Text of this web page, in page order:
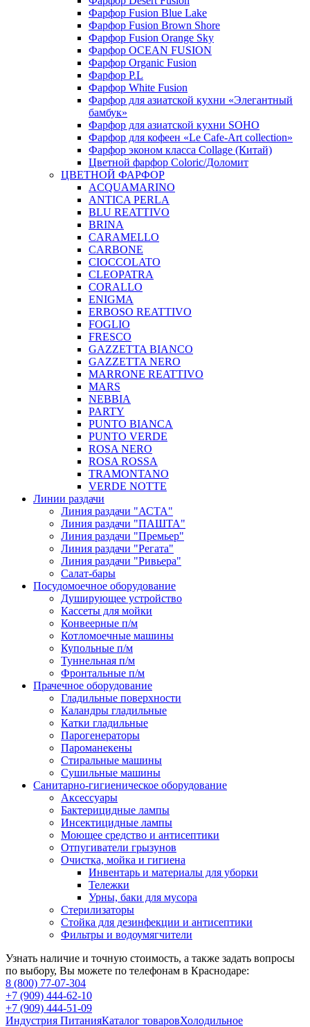
Фарфор Fusion Blue Lake
Фарфор Fusion Brown Shore
Фарфор Fusion Orange Sky
Фарфор OCEAN FUSION
Фарфор Organic Fusion
Фарфор P.L
Фарфор White Fusion
Фарфор для азиатской кухни «Элегантный
бамбук»
Фарфор для азиатской кухни SOHO
Фарфор для кофеен «Le Cafe-Art collection»
Фарфор эконом класса Collage (Китай)
Цветной фарфор Coloric/Доломит
ЦВЕТНОЙ ФАРФОР
ACQUAMARINO
ANTICA PERLA
BLU REATTIVO
BRINA
CARAMELLO
CARBONE
CIOCCOLATO
CLEOPATRA
CORALLO
ENIGMA
ERBOSO REATTIVO
FOGLIO
FRESCO
GAZZETTA BIANCO
GAZZETTA NERO
MARRONE REATTIVO
MARS
NEBBIA
PARTY
PUNTO BIANCA
PUNTO VERDE
ROSA NERO
ROSA ROSSA
TRAMONTANO
VERDE NOTTE
Линии раздачи
Линия раздачи "АСТА"
Линия раздачи "ПАШТА"
Линия раздачи "Премьер"
Линия раздачи "Регата"
Линия раздачи "Ривьера"
Салат-бары
Посудомоечное оборудование
Душирующее устройство
Кассеты для мойки
Конвеерные п/м
Котломоечные машины
Купольные п/м
Туннельная п/м
Фронтальные п/м
Прачечное оборудование
Гладильные поверхности
Каландры гладильные
Катки гладильные
Парогенераторы
Пароманекены
Стиральные машины
Сушильные машины
Санитарно-гигиеническое оборудование
Аксессуары
Бактерицидные лампы
Инсектицидные лампы
Моющее средство и антисептики
Отпугиватели грызунов
Очистка, мойка и гигиена
Инвентарь и материалы для уборки
Тележки
Урны, баки для мусора
Стерилизаторы
Стойка для дезинфекции и антисептики
Фильтры и водоумягчители
Узнать наличие и точную стоимость, а также задать вопросы
по выбору, Вы можете по телефонам в Краснодаре:
8 (800) 77-07-304
+7 (909) 444-62-10
+7 (909) 444-51-09
Индустрия ПитанияКаталог товаровХолодильное